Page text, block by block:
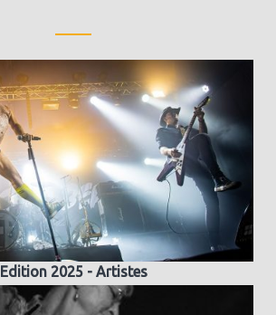
Edition 2025 - Artistes